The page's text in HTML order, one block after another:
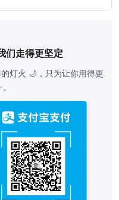
们走得更坚定
灯火 🌙，只为让你用得更